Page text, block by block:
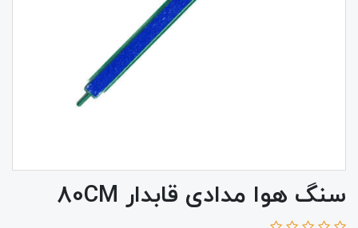
سنگ هوا مدادی قابدار 80CM